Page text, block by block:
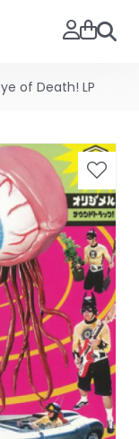
of Death! LP